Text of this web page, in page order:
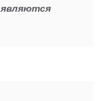
являются